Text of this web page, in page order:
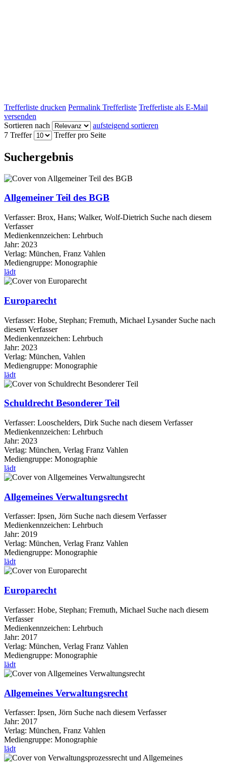
Trefferliste drucken Permalink Trefferliste Trefferliste als E-Mail
versenden
Sortieren nach
aufsteigend sortieren
7 Treffer
Treffer pro Seite
Suchergebnis
Allgemeiner Teil des BGB
Verfasser: Brox, Hans; Walker, Wolf-Dietrich Suche nach diesem
Verfasser
Medienkennzeichen: Lehrbuch
Jahr: 2023
Verlag: München, Franz Vahlen
Mediengruppe: Monographie
lädt
Europarecht
Verfasser: Hobe, Stephan; Fremuth, Michael Lysander Suche nach
diesem Verfasser
Medienkennzeichen: Lehrbuch
Jahr: 2023
Verlag: München, Vahlen
Mediengruppe: Monographie
lädt
Schuldrecht Besonderer Teil
Verfasser: Looschelders, Dirk Suche nach diesem Verfasser
Medienkennzeichen: Lehrbuch
Jahr: 2023
Verlag: München, Verlag Franz Vahlen
Mediengruppe: Monographie
lädt
Allgemeines Verwaltungsrecht
Verfasser: Ipsen, Jörn Suche nach diesem Verfasser
Medienkennzeichen: Lehrbuch
Jahr: 2019
Verlag: München, Verlag Franz Vahlen
Mediengruppe: Monographie
lädt
Europarecht
Verfasser: Hobe, Stephan; Fremuth, Michael Suche nach diesem
Verfasser
Medienkennzeichen: Lehrbuch
Jahr: 2017
Verlag: München, Verlag Franz Vahlen
Mediengruppe: Monographie
lädt
Allgemeines Verwaltungsrecht
Verfasser: Ipsen, Jörn Suche nach diesem Verfasser
Jahr: 2017
Verlag: München, Franz Vahlen
Mediengruppe: Monographie
lädt